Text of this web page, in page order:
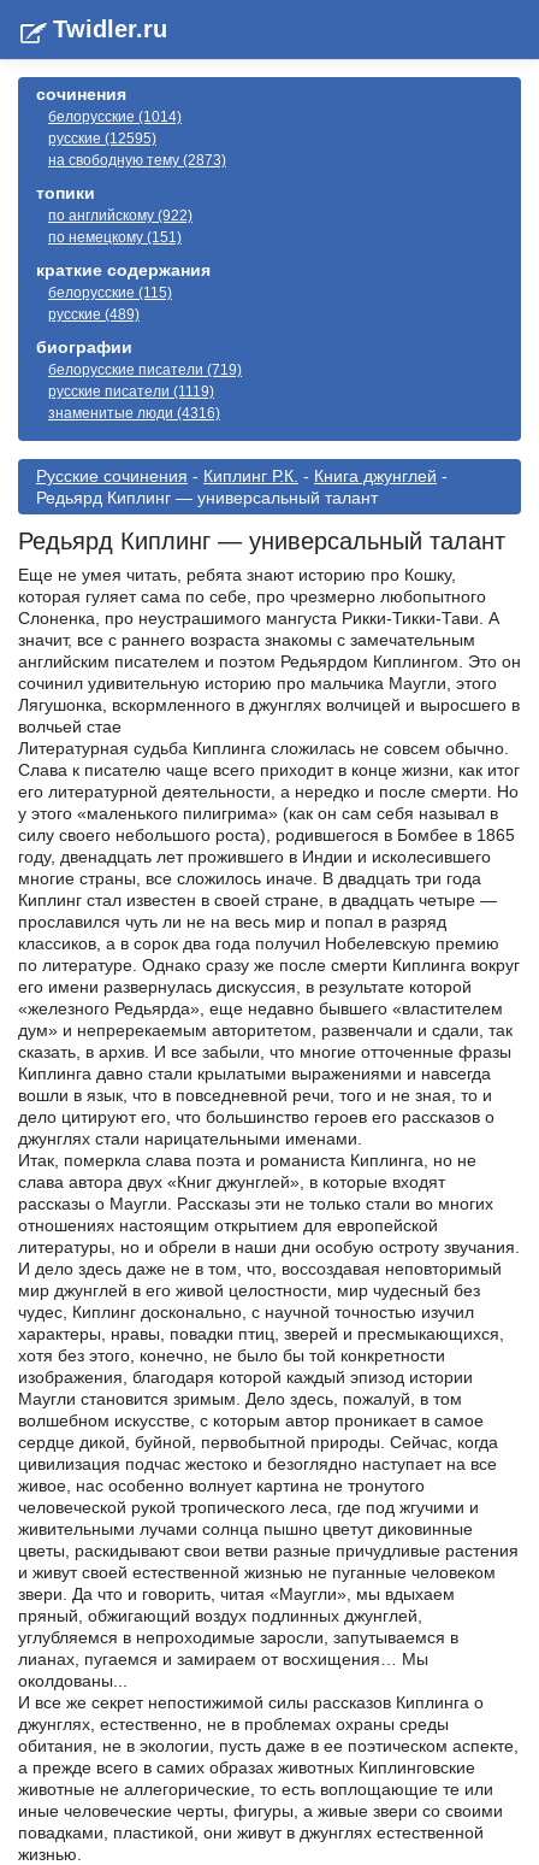
Twidler.ru
сочинения
белорусские (1014)
русские (12595)
на свободную тему (2873)
топики
по английскому (922)
по немецкому (151)
краткие содержания
белорусские (115)
русские (489)
биографии
белорусские писатели (719)
русские писатели (1119)
знаменитые люди (4316)
Русские сочинения - Киплинг Р.К. - Книга джунглей -
Редьярд Киплинг — универсальный талант
Редьярд Киплинг — универсальный талант
Еще не умея читать, ребята знают историю про Кошку,
которая гуляет сама по себе, про чрезмерно любопытного
Слоненка, про неустрашимого мангуста Рикки-Тикки-Тави. А
значит, все с раннего возраста знакомы с замечательным
английским писателем и поэтом Редьярдом Киплингом. Это он
сочинил удивительную историю про мальчика Маугли, этого
Лягушонка, вскормленного в джунглях волчицей и выросшего в
волчьей стае
Литературная судьба Киплинга сложилась не совсем обычно.
Слава к писателю чаще всего приходит в конце жизни, как итог
его литературной деятельности, а нередко и после смерти. Но
у этого «маленького пилигрима» (как он сам себя называл в
силу своего небольшого роста), родившегося в Бомбее в 1865
году, двенадцать лет прожившего в Индии и исколесившего
многие страны, все сложилось иначе. В двадцать три года
Киплинг стал известен в своей стране, в двадцать четыре —
прославился чуть ли не на весь мир и попал в разряд
классиков, а в сорок два года получил Нобелевскую премию
по литературе. Однако сразу же после смерти Киплинга вокруг
его имени развернулась дискуссия, в результате которой
«железного Редьярда», еще недавно бывшего «властителем
дум» и непререкаемым авторитетом, развенчали и сдали, так
сказать, в архив. И все забыли, что многие отточенные фразы
Киплинга давно стали крылатыми выражениями и навсегда
вошли в язык, что в повседневной речи, того и не зная, то и
дело цитируют его, что большинство героев его рассказов о
джунглях стали нарицательными именами.
Итак, померкла слава поэта и романиста Киплинга, но не
слава автора двух «Книг джунглей», в которые входят
рассказы о Маугли. Рассказы эти не только стали во многих
отношениях настоящим открытием для европейской
литературы, но и обрели в наши дни особую остроту звучания.
И дело здесь даже не в том, что, воссоздавая неповторимый
мир джунглей в его живой целостности, мир чудесный без
чудес, Киплинг досконально, с научной точностью изучил
характеры, нравы, повадки птиц, зверей и пресмыкающихся,
хотя без этого, конечно, не было бы той конкретности
изображения, благодаря которой каждый эпизод истории
Маугли становится зримым. Дело здесь, пожалуй, в том
волшебном искусстве, с которым автор проникает в самое
сердце дикой, буйной, первобытной природы. Сейчас, когда
цивилизация подчас жестоко и безоглядно наступает на все
живое, нас особенно волнует картина не тронутого
человеческой рукой тропического леса, где под жгучими и
живительными лучами солнца пышно цветут диковинные
цветы, раскидывают свои ветви разные причудливые растения
и живут своей естественной жизнью не пуганные человеком
звери. Да что и говорить, читая «Маугли», мы вдыхаем
пряный, обжигающий воздух подлинных джунглей,
углубляемся в непроходимые заросли, запутываемся в
лианах, пугаемся и замираем от восхищения… Мы
околдованы...
И все же секрет непостижимой силы рассказов Киплинга о
джунглях, естественно, не в проблемах охраны среды
обитания, не в экологии, пусть даже в ее поэтическом аспекте,
а прежде всего в самих образах животных Киплинговские
животные не аллегорические, то есть воплощающие те или
иные человеческие черты, фигуры, а живые звери со своими
повадками, пластикой, они живут в джунглях естественной
жизнью.